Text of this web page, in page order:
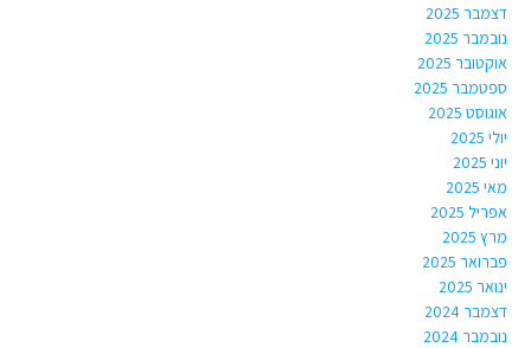
דצמבר 2025
נובמבר 2025
אוקטובר 2025
ספטמבר 2025
אוגוסט 2025
יולי 2025
יוני 2025
מאי 2025
אפריל 2025
מרץ 2025
פברואר 2025
ינואר 2025
דצמבר 2024
נובמבר 2024